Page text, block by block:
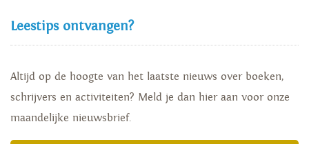
Leestips ontvangen?
Altijd op de hoogte van het laatste nieuws over boeken,
schrijvers en activiteiten? Meld je dan hier aan voor onze
maandelijke nieuwsbrief.